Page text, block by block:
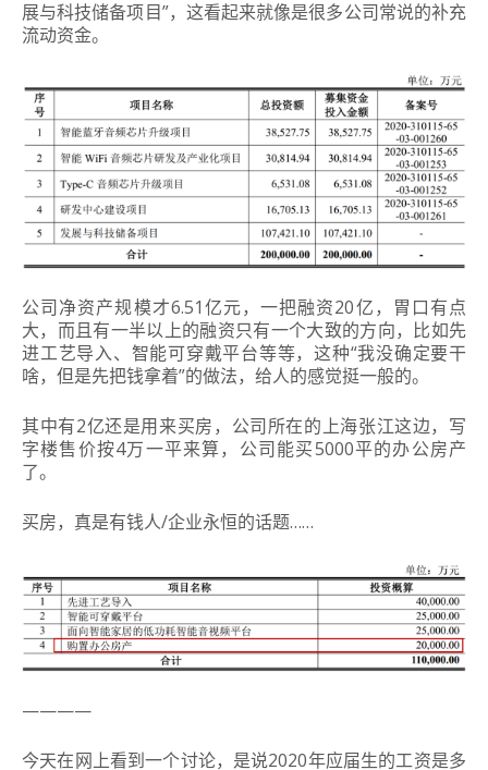
展与科技储备项目”，这看起来就像是很多公司常说的补充
流动资金。
公司净资产规模才6.51亿元，一把融资20亿，胃口有点
大，而且有一半以上的融资只有一个大致的方向，比如先
进工艺导入、智能可穿戴平台等等，这种“我没确定要干
啥，但是先把钱拿着”的做法，给人的感觉挺一般的。
其中有2亿还是用来买房，公司所在的上海张江这边，写
字楼售价按4万一平来算，公司能买5000平的办公房产
了。
买房，真是有钱人/企业永恒的话题……
————
今天在网上看到一个讨论，是说2020年应届生的工资是多